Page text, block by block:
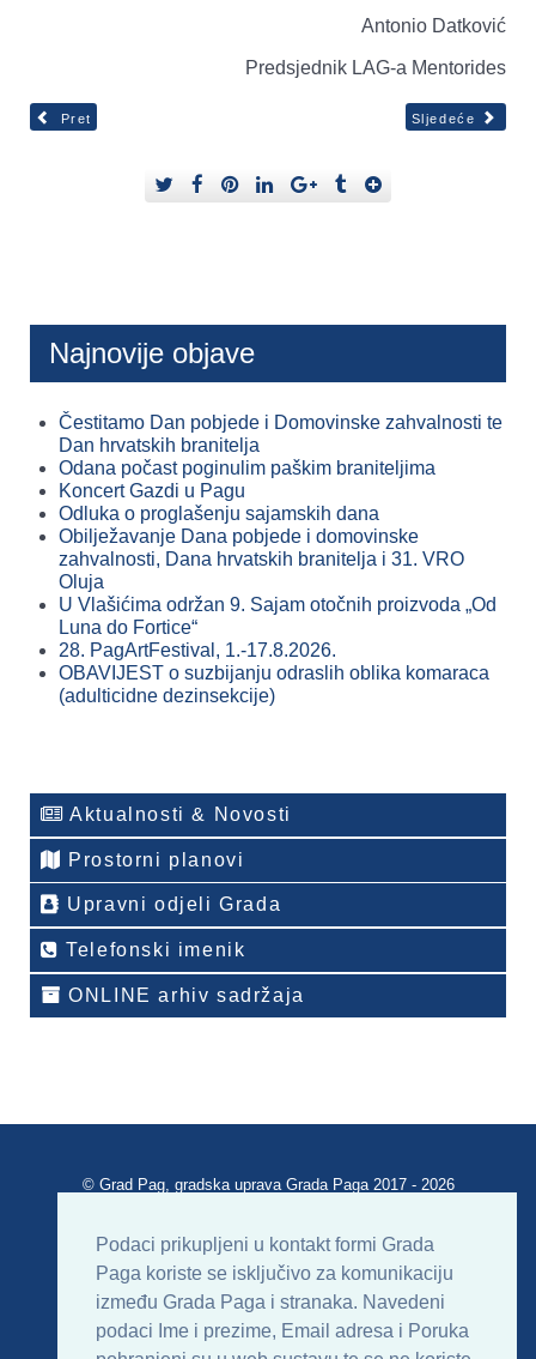
Podaci prikupljeni u kontakt formi Grada
Paga koriste se isključivo za komunikaciju
između Grada Paga i stranaka. Navedeni
podaci Ime i prezime, Email adresa i Poruka
Antonio Datković
Predsjednik LAG-a Mentorides
Pret Sljedeće
Najnovije objave
Čestitamo Dan pobjede i Domovinske zahvalnosti te
Dan hrvatskih branitelja
Odana počast poginulim paškim braniteljima
Koncert Gazdi u Pagu
Odluka o proglašenju sajamskih dana
Obilježavanje Dana pobjede i domovinske
zahvalnosti, Dana hrvatskih branitelja i 31. VRO
Oluja
U Vlašićima održan 9. Sajam otočnih proizvoda „Od
Luna do Fortice“
28. PagArtFestival, 1.-17.8.2026.
OBAVIJEST o suzbijanju odraslih oblika komaraca
(adulticidne dezinsekcije)
Aktualnosti & Novosti
Prostorni planovi
Upravni odjeli Grada
Telefonski imenik
ONLINE arhiv sadržaja
© Grad Pag, gradska uprava Grada Paga 2017 - 2026
Uvjeti korištenja Impressum
Kontakt
Sitemap
RSS